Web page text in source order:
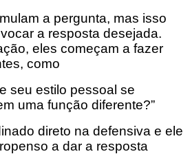
a pergunta, mas isso
a resposta desejada.
eles começam a fazer
como
seu estilo pessoal se
uma função diferente?”
direto na defensiva e ele
a dar a resposta